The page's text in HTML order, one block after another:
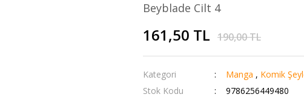
Beyblade Cilt 4
161,50 TL 190,00 TL
Kategori Manga , Komik
Stok Kodu
9786256449480